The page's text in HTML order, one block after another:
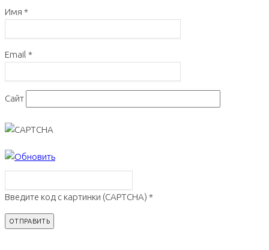
Имя *
Email *
Сайт
Введите код с картинки (CAPTCHA) *